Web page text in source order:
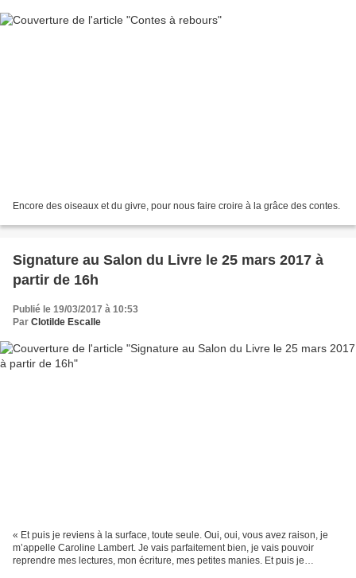
Encore des oiseaux et du givre, pour nous faire croire à la grâce des contes.
Signature au Salon du Livre le 25 mars 2017 à
partir de 16h
Publié le 19/03/2017 à 10:53
Par Clotilde Escalle
« Et puis je reviens à la surface, toute seule. Oui, oui, vous avez raison, je
m’appelle Caroline Lambert. Je vais parfaitement bien, je vais pouvoir
reprendre mes lectures, mon écriture, mes petites manies. Et puis je